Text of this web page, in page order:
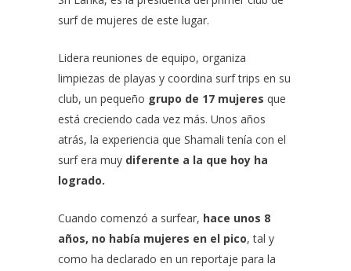
surf de mujeres de este lugar.
Lidera reuniones de equipo, organiza
limpiezas de playas y coordina surf trips en su
club, un pequeño grupo de 17 mujeres que
está creciendo cada vez más. Unos años
atrás, la experiencia que Shamali tenía con el
surf era muy diferente a la que hoy ha
logrado.
Cuando comenzó a surfear, hace unos 8
años, no había mujeres en el pico, tal y
como ha declarado en un reportaje para la